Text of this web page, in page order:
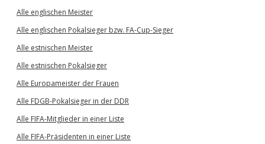
Alle englischen Meister
Alle englischen Pokalsieger bzw. FA-Cup-Sieger
Alle estnischen Meister
Alle estnischen Pokalsieger
Alle Europameister der Frauen
Alle FDGB-Pokalsieger in der DDR
Alle FIFA-Mitglieder in einer Liste
Alle FIFA-Präsidenten in einer Liste